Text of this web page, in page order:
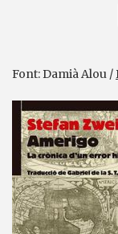
Font: Damià Alou /